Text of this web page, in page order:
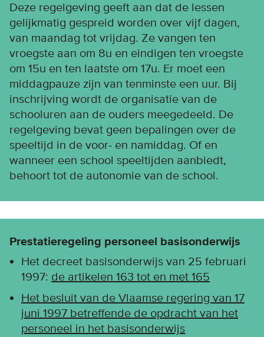
Deze regelgeving geeft aan dat de lessen
gelijkmatig gespreid worden over vijf dagen,
van maandag tot vrijdag. Ze vangen ten
vroegste aan om 8u en eindigen ten vroegste
om 15u en ten laatste om 17u. Er moet een
middagpauze zijn van tenminste een uur. Bij
inschrijving wordt de organisatie van de
schooluren aan de ouders meegedeeld. De
regelgeving bevat geen bepalingen over de
speeltijd in de voor- en namiddag. Of en
wanneer een school speeltijden aanbiedt,
behoort tot de autonomie van de school.
Prestatieregeling personeel basisonderwijs
Het decreet basisonderwijs van 25 februari
1997: de artikelen 163 tot en met 165
Het besluit van de Vlaamse regering van 17
juni 1997 betreffende de opdracht van het
personeel in het basisonderwijs